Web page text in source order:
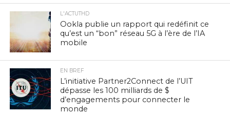
L'ACTUTHD
Ookla publie un rapport qui redéfinit ce
qu’est un “bon” réseau 5G à l’ère de l’IA
mobile
EN BREF
L’initiative Partner2Connect de l’UIT
dépasse les 100 milliards de $
d’engagements pour connecter le
monde